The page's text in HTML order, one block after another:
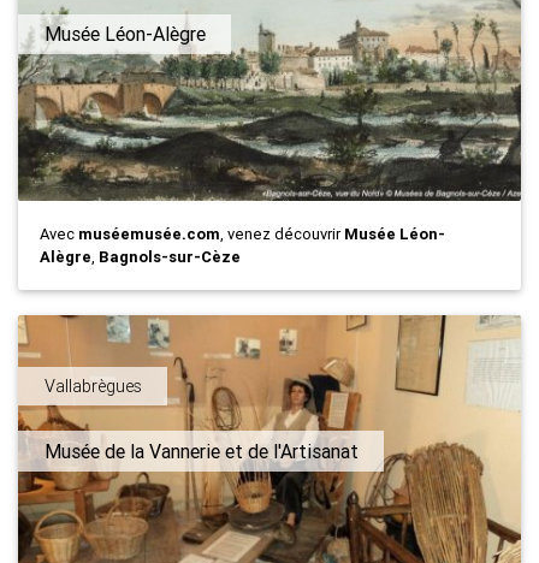
Musée Léon-Alègre
Avec muséemusée.com, venez découvrirMusée Léon-
Alègre, Bagnols-sur-Cèze
Vallabrègues
Musée de la Vannerie et de l'Artisanat